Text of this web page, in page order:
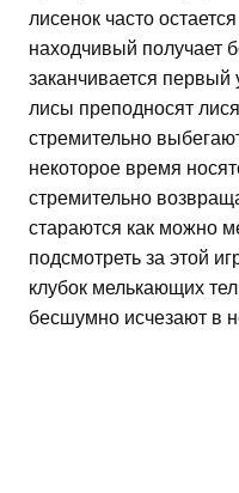
лисенок часто
находчивый получает
заканчивается первый
лисы преподносят
стремительно
некоторое время
стремительно
стараются как можно
подсмотреть за этой
клубок мелькающих
бесшумно исчезают в